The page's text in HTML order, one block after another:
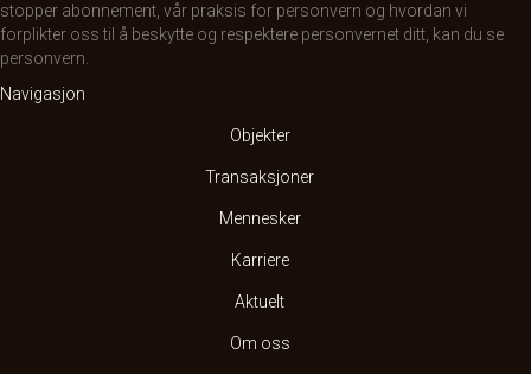
stopper abonnement, vår praksis for personvern og hvordan vi
forplikter oss til å beskytte og respektere personvernet ditt, kan du se
personvern.
Navigasjon
Objekter
Transaksjoner
Mennesker
Karriere
Aktuelt
Om oss